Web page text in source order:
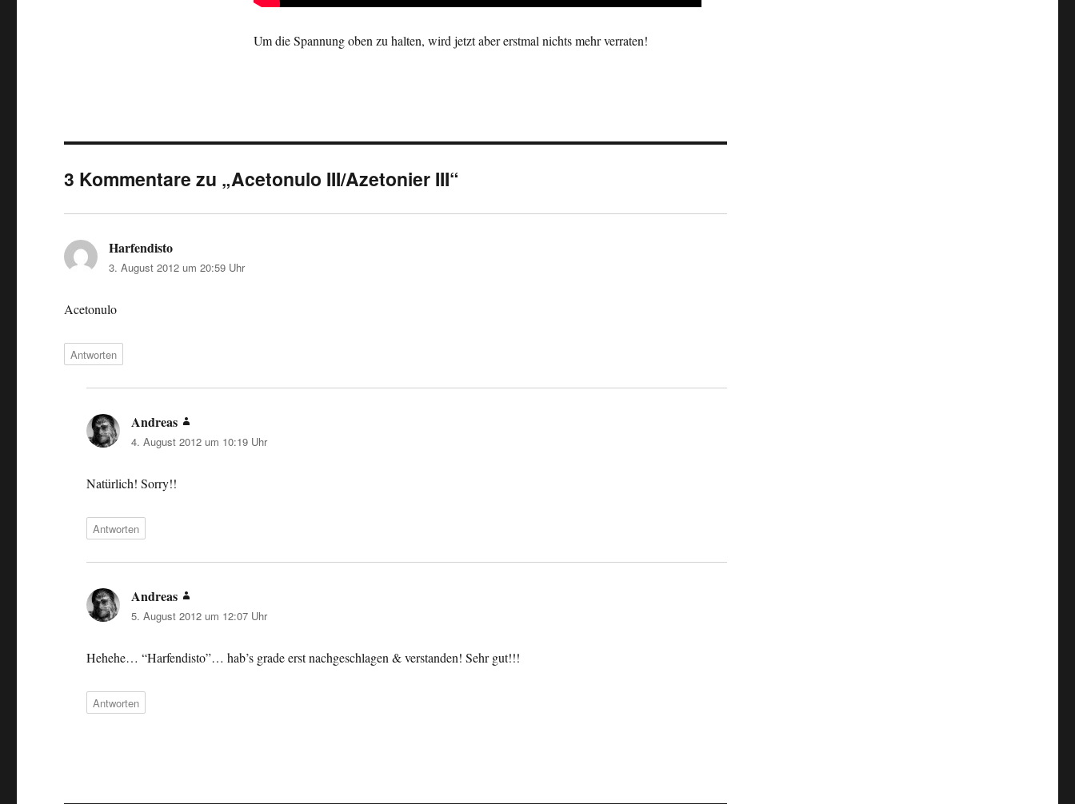
Um die Spannung oben zu halten, wird jetzt aber erstmal nichts mehr verraten!
3 Kommentare zu „Acetonulo III/Azetonier III“
Harfendisto
3. August 2012 um 20:59 Uhr
Acetonulo
Antworten
Andreas
4. August 2012 um 10:19 Uhr
Natürlich! Sorry!!
Antworten
Andreas
5. August 2012 um 12:07 Uhr
Hehehe… “Harfendisto”… hab’s grade erst nachgeschlagen & verstanden! Sehr gut!!!
Antworten